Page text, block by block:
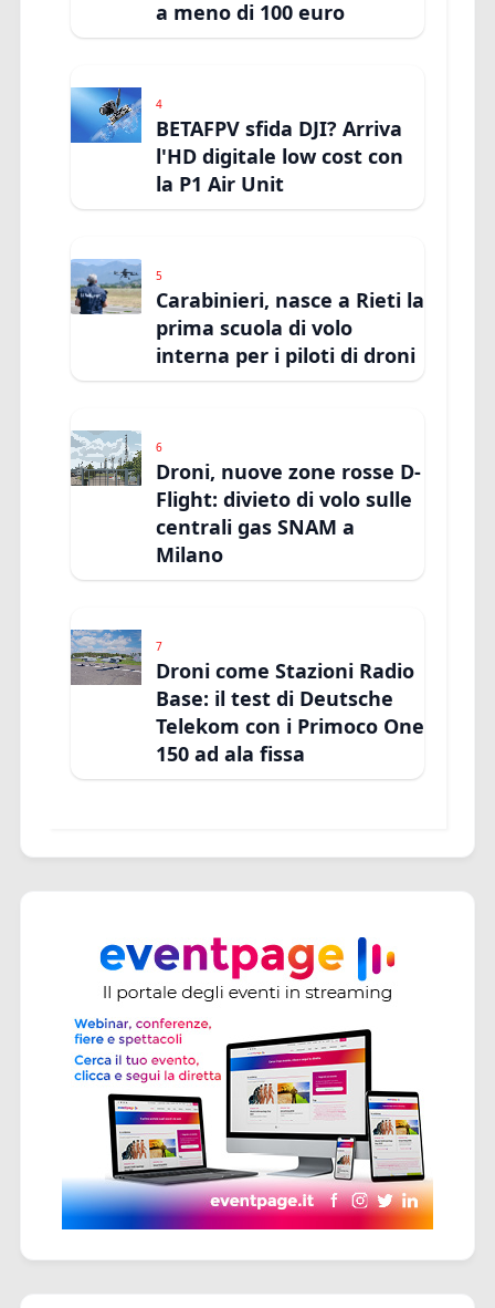
a meno di 100 euro
4
BETAFPV sfida DJI? Arriva
l'HD digitale low cost con
la P1 Air Unit
5
Carabinieri, nasce a Rieti la
prima scuola di volo
interna per i piloti di droni
6
Droni, nuove zone rosse D-
Flight: divieto di volo sulle
centrali gas SNAM a
Milano
7
Droni come Stazioni Radio
Base: il test di Deutsche
Telekom con i Primoco One
150 ad ala fissa